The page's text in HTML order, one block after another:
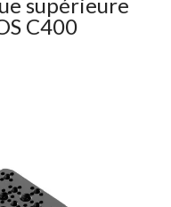
C400